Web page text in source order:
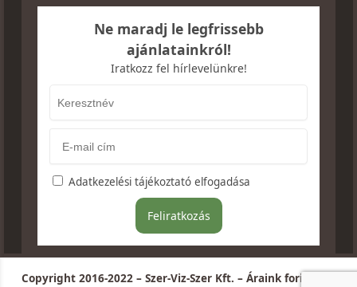
Ne maradj le legfrissebb
ajánlatainkról!
Iratkozz fel hírlevelünkre!
Adatkezelési tájékoztató elfogadása
Copyright 2016-2022 – Szer-Viz-Szer Kft. – Áraink forintban